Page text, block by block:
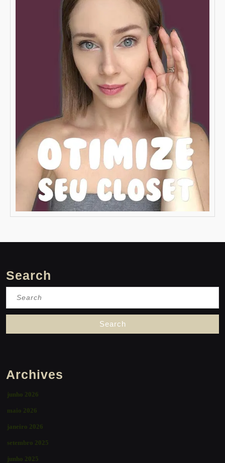
Search
Archives
junho 2026
maio 2026
janeiro 2026
setembro 2025
junho 2025